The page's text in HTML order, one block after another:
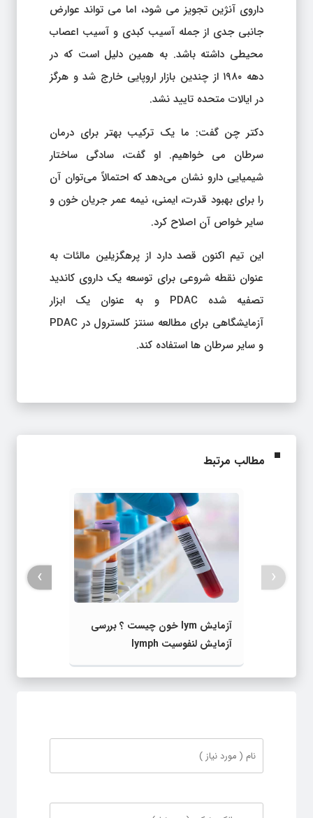
داروی آنژین تجویز می شود، اما می تواند عوارض
جانبی جدی از جمله آسیب کبدی و آسیب اعصاب
محیطی داشته باشد. به همین دلیل است که در
دهه ۱۹۸۰ از چندین بازار اروپایی خارج شد و هرگز
در ایالات متحده تایید نشد.
دکتر چن گفت: ما یک ترکیب بهتر برای درمان
سرطان می خواهیم. او گفت، سادگی ساختار
شیمیایی دارو نشان می‌دهد که احتمالاً می‌توان آن
را برای بهبود قدرت، ایمنی، نیمه عمر جریان خون و
سایر خواص آن اصلاح کرد.
این تیم اکنون قصد دارد از پرهگزیلین مالئات به
عنوان نقطه شروعی برای توسعه یک داروی کاندید
تصفیه شده PDAC و به عنوان یک ابزار
آزمایشگاهی برای مطالعه سنتز کلسترول در PDAC
و سایر سرطان ها استفاده کند.
مطالب مرتبط
آزمایش lym خون چیست ؟ بررسی
آزمایش لنفوسیت lymph
‹
›